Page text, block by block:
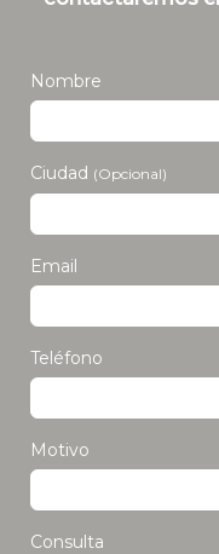
Nombre
Ciudad (Opcional)
Email
Teléfono
Motivo
Consulta